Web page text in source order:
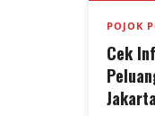
POJOK
Cek